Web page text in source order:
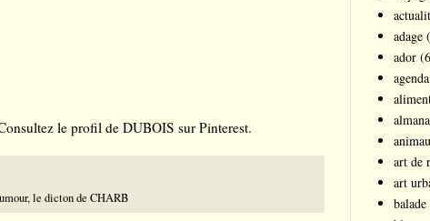
le profil de DUBOIS sur Pinterest.
,le dicton de CHARB
adage
ador
art de
art
balade